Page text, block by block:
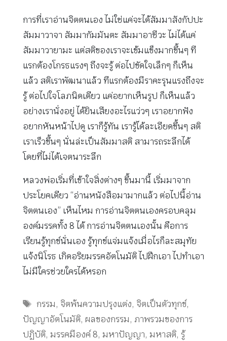
การที่เราอ่านจิตตนเอง ไม่ใช่แค่จะได้สัมมาสังกัปปะ
สัมมาวาจา สัมมากัมมันตะ สัมมาอาชีวะ ไม่ได้แค่
สัมมาวายามะ แต่สติของเราจะเข้มแข็งมากขึ้นๆ ที
แรกต้องโกรธแรงๆ ถึงจะรู้ ต่อไปขัดใจเล็กๆ ก็เห็น
แล้ว สติเราพัฒนาแล้ว ทีแรกต้องมีราคะรุนแรงถึงจะ
รู้ ต่อไปใจโลภนิดเดียว แค่อยากเห็นรูป ก็เห็นแล้ว
อย่างเรานั่งอยู่ ได้ยินเสียงอะไรแว่วๆ เราอยากฟัง
อยากหันหน้าไปดู เราก็รู้ทัน เรารู้ได้ละเอียดขึ้นๆ สติ
เราเร็วขึ้นๆ นั่นล่ะเป็นสัมมาสติ สามารถระลึกได้
โดยที่ไม่ได้เจตนาระลึก
หลวงพ่อเริ่มที่เข้าใจสิ่งต่างๆ ขึ้นมานี้ เริ่มมาจาก
ประโยคเดียว “อ่านหนังสือมามากแล้ว ต่อไปนี้อ่าน
จิตตนเอง” เห็นไหม การอ่านจิตตนเองครอบคลุม
องค์มรรคทั้ง 8 ได้ การอ่านจิตตนเองนั้น คือการ
เรียนรู้ทุกข์นั่นเอง รู้ทุกข์แจ่มแจ้งเมื่อไรก็ละสมุทัย
แจ้งนิโรธ เกิดอริยมรรคอัตโนมัติ ไปฝึกเอา ไปทำเอา
ไม่มีใครช่วยใครได้หรอก
Tags
กรรม, จิตพ้นความปรุงแต่ง, จิตเป็นตัวทุกข์,
ปัญญาอัตโนมัติ, ผลของกรรม, ภาพรวมของการ
ปฏิบัติ, มรรคมีองค์ 8, มหาปัญญา, มหาสติ, รู้